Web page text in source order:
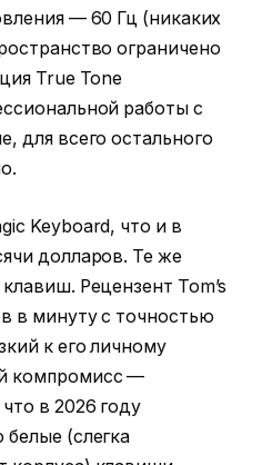
— 60 Гц (никаких
ограничено
True Tone
работы с
для всего остального
Keyboard, что и в
долларов. Те же
Рецензент Tom’s
в минуту с точностью
к его личному
компромисс —
в 2026 году
(слегка